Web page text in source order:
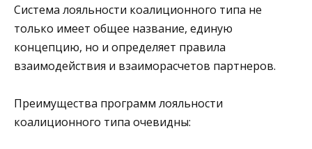
Система лояльности коалиционного типа не
только имеет общее название, единую
концепцию, но и определяет правила
взаимодействия и взаиморасчетов партнеров.
Преимущества программ лояльности
коалиционного типа очевидны: